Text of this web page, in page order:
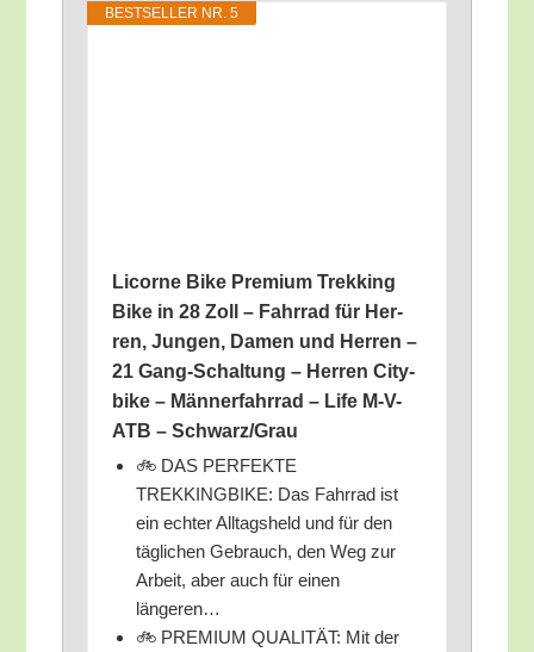
BEST­SEL­LER NR. 5
Licor­ne Bike Pre­mi­um Trek­king
Bike in 28 Zoll – Fahr­rad für Her­
ren, Jun­gen, Damen und Her­ren –
21 Gang-Schal­tung – Her­ren City­
bike – Män­ner­fahr­rad – Life M‑V-
ATB – Schwarz/​Grau
🚲 DAS PERFEKTE
TREKKINGBIKE: Das Fahr­rad ist
ein ech­ter All­tags­held und für den
täg­li­chen Gebrauch, den Weg zur
Arbeit, aber auch für einen
längeren…
🚲 PREMIUM QUALITÄT: Mit der